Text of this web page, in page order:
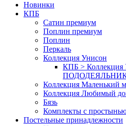
Новинки
КПБ
Сатин премиум
Поплин премиум
Поплин
Перкаль
Коллекция Унисон
КПБ > Коллекция
Коллекция Маленький
Коллекция Любимый
Бязь
Комплекты с
Постельные принадлежности